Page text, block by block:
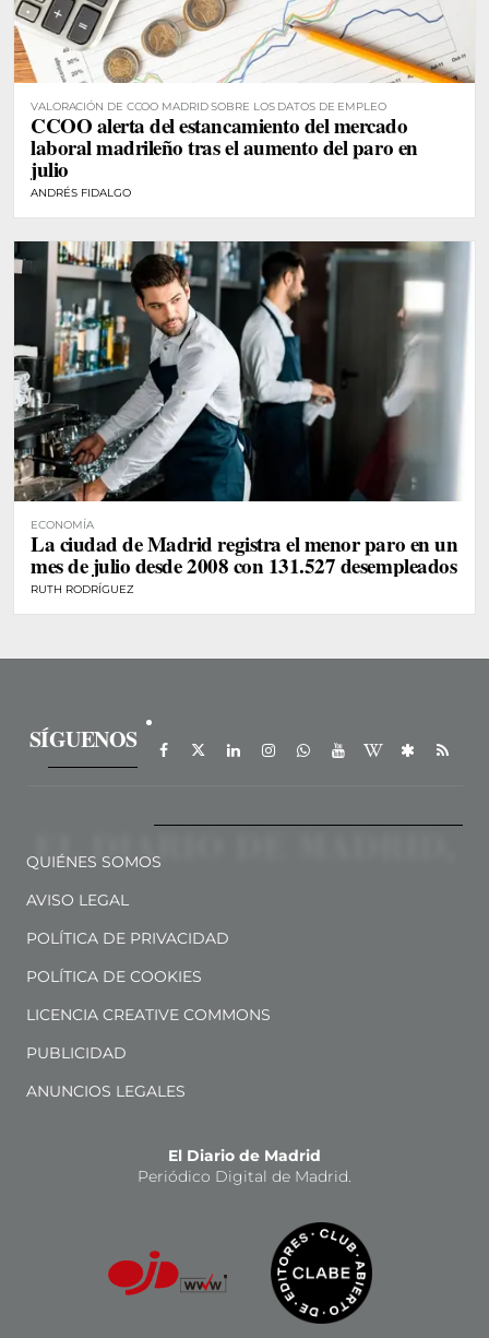
VALORACIÓN DE CCOO MADRID SOBRE LOS DATOS DE EMPLEO
CCOO alerta del estancamiento del mercado
laboral madrileño tras el aumento del paro en
julio
ANDRÉS FIDALGO
ECONOMÍA
La ciudad de Madrid registra el menor paro en un
mes de julio desde 2008 con 131.527 desempleados
RUTH RODRÍGUEZ
SÍGUENOS
QUIÉNES SOMOS
AVISO LEGAL
POLÍTICA DE PRIVACIDAD
POLÍTICA DE COOKIES
LICENCIA CREATIVE COMMONS
PUBLICIDAD
ANUNCIOS LEGALES
El Diario de Madrid
Periódico Digital de Madrid.